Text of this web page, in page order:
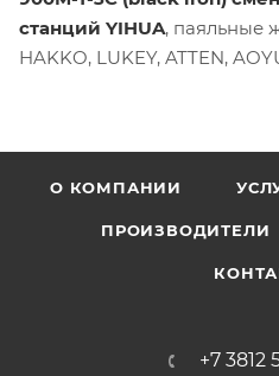
станций YIHUA, паяльные
HAKKO, LUKEY, ATTEN,
О КОМПАНИИ
ПРОИЗВОДИТЕЛИ
+7 3812